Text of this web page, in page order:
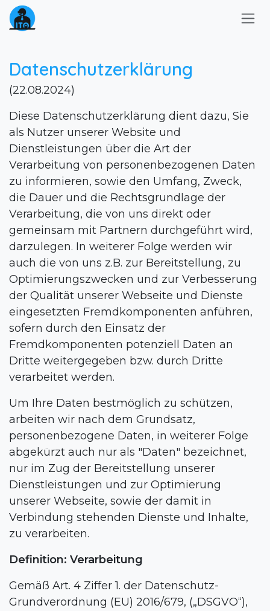
Zum Inhalt springen
Datenschutzerklärung
(22.08.2024)
Diese Datenschutzerklärung dient dazu, Sie
als Nutzer unserer Website und
Dienstleistungen über die Art der
Verarbeitung von personenbezogenen Daten
zu informieren, sowie den Umfang, Zweck,
die Dauer und die Rechtsgrundlage der
Verarbeitung, die von uns direkt oder
gemeinsam mit Partnern durchgeführt wird,
darzulegen. In weiterer Folge werden wir
auch die von uns z.B. zur Bereitstellung, zu
Optimierungszwecken und zur Verbesserung
der Qualität unserer Webseite und Dienste
eingesetzten Fremdkomponenten anführen,
sofern durch den Einsatz der
Fremdkomponenten potenziell Daten an
Dritte weitergegeben bzw. durch Dritte
verarbeitet werden.
Um Ihre Daten bestmöglich zu schützen,
arbeiten wir nach dem Grundsatz,
personenbezogene Daten, in weiterer Folge
abgekürzt auch nur als "Daten" bezeichnet,
nur im Zug der Bereitstellung unserer
Dienstleistungen und zur Optimierung
unserer Webseite, sowie der damit in
Verbindung stehenden Dienste und Inhalte,
zu verarbeiten.
Definition: Verarbeitung
Gemäß Art. 4 Ziffer 1. der Datenschutz-
Grundverordnung (EU) 2016/679, („DSGVO“),